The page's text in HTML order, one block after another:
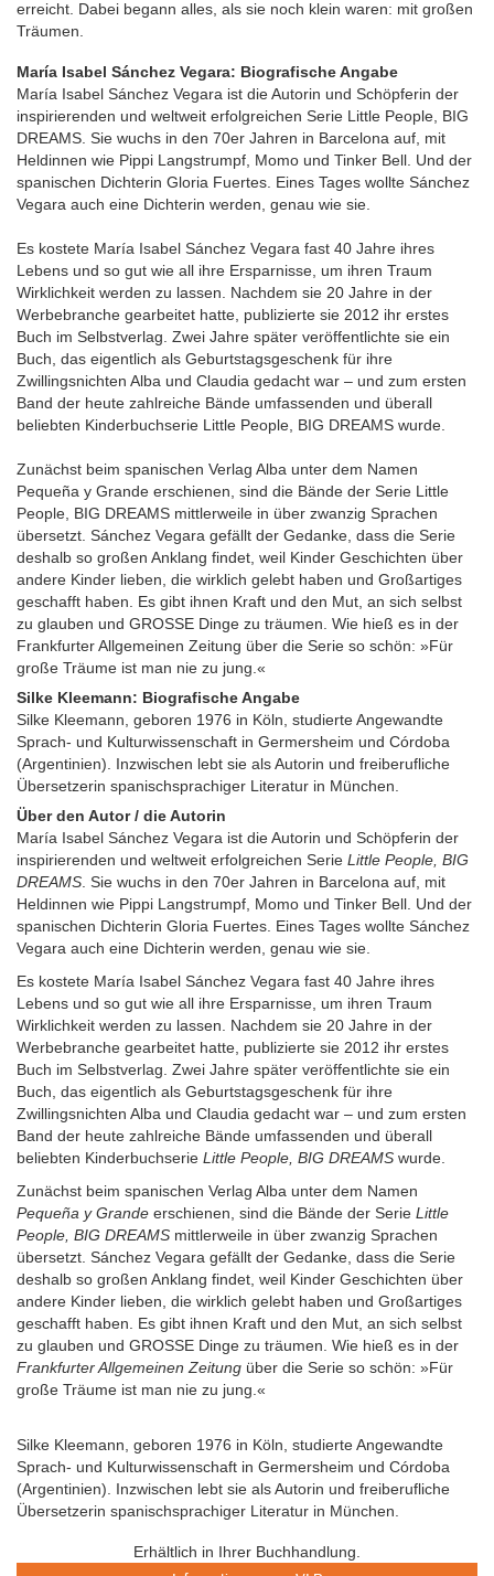
erreicht. Dabei begann alles, als sie noch klein waren: mit großen
Träumen.
María Isabel Sánchez Vegara: Biografische Angabe
María Isabel Sánchez Vegara ist die Autorin und Schöpferin der
inspirierenden und weltweit erfolgreichen Serie Little People, BIG
DREAMS. Sie wuchs in den 70er Jahren in Barcelona auf, mit
Heldinnen wie Pippi Langstrumpf, Momo und Tinker Bell. Und der
spanischen Dichterin Gloria Fuertes. Eines Tages wollte Sánchez
Vegara auch eine Dichterin werden, genau wie sie.
Es kostete María Isabel Sánchez Vegara fast 40 Jahre ihres
Lebens und so gut wie all ihre Ersparnisse, um ihren Traum
Wirklichkeit werden zu lassen. Nachdem sie 20 Jahre in der
Werbebranche gearbeitet hatte, publizierte sie 2012 ihr erstes
Buch im Selbstverlag. Zwei Jahre später veröffentlichte sie ein
Buch, das eigentlich als Geburtstagsgeschenk für ihre
Zwillingsnichten Alba und Claudia gedacht war – und zum ersten
Band der heute zahlreiche Bände umfassenden und überall
beliebten Kinderbuchserie Little People, BIG DREAMS wurde.
Zunächst beim spanischen Verlag Alba unter dem Namen
Pequeña y Grande erschienen, sind die Bände der Serie Little
People, BIG DREAMS mittlerweile in über zwanzig Sprachen
übersetzt. Sánchez Vegara gefällt der Gedanke, dass die Serie
deshalb so großen Anklang findet, weil Kinder Geschichten über
andere Kinder lieben, die wirklich gelebt haben und Großartiges
geschafft haben. Es gibt ihnen Kraft und den Mut, an sich selbst
zu glauben und GROSSE Dinge zu träumen. Wie hieß es in der
Frankfurter Allgemeinen Zeitung über die Serie so schön: »Für
große Träume ist man nie zu jung.«
Silke Kleemann: Biografische Angabe
Silke Kleemann, geboren 1976 in Köln, studierte Angewandte
Sprach- und Kulturwissenschaft in Germersheim und Córdoba
(Argentinien). Inzwischen lebt sie als Autorin und freiberufliche
Übersetzerin spanischsprachiger Literatur in München.
Über den Autor / die Autorin
María Isabel Sánchez Vegara ist die Autorin und Schöpferin der
inspirierenden und weltweit erfolgreichen Serie Little People, BIG
DREAMS . Sie wuchs in den 70er Jahren in Barcelona auf, mit
Heldinnen wie Pippi Langstrumpf, Momo und Tinker Bell. Und der
spanischen Dichterin Gloria Fuertes. Eines Tages wollte Sánchez
Vegara auch eine Dichterin werden, genau wie sie.
Es kostete María Isabel Sánchez Vegara fast 40 Jahre ihres
Lebens und so gut wie all ihre Ersparnisse, um ihren Traum
Wirklichkeit werden zu lassen. Nachdem sie 20 Jahre in der
Werbebranche gearbeitet hatte, publizierte sie 2012 ihr erstes
Buch im Selbstverlag. Zwei Jahre später veröffentlichte sie ein
Buch, das eigentlich als Geburtstagsgeschenk für ihre
Zwillingsnichten Alba und Claudia gedacht war – und zum ersten
Band der heute zahlreiche Bände umfassenden und überall
beliebten Kinderbuchserie Little People, BIG DREAMS wurde.
Zunächst beim spanischen Verlag Alba unter dem Namen
Pequeña y Grande erschienen, sind die Bände der Serie Little
People, BIG DREAMS mittlerweile in über zwanzig Sprachen
übersetzt. Sánchez Vegara gefällt der Gedanke, dass die Serie
deshalb so großen Anklang findet, weil Kinder Geschichten über
andere Kinder lieben, die wirklich gelebt haben und Großartiges
geschafft haben. Es gibt ihnen Kraft und den Mut, an sich selbst
zu glauben und GROSSE Dinge zu träumen. Wie hieß es in der
Frankfurter Allgemeinen Zeitung über die Serie so schön: »Für
große Träume ist man nie zu jung.«
Silke Kleemann, geboren 1976 in Köln, studierte Angewandte
Sprach- und Kulturwissenschaft in Germersheim und Córdoba
(Argentinien). Inzwischen lebt sie als Autorin und freiberufliche
Übersetzerin spanischsprachiger Literatur in München.
Erhältlich in Ihrer Buchhandlung.